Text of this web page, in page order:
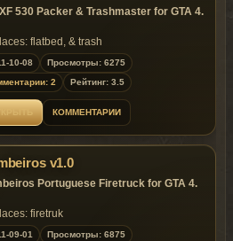
530 Packer & Trashmaster for GTA 4.
flatbed, & trash
10-08
Просмотры: 6275
2
Рейтинг: 3.5
КОММЕНТАРИИ
v1.0
Portuguese Firetruck for GTA 4.
firetruk
09-01
Просмотры: 6875